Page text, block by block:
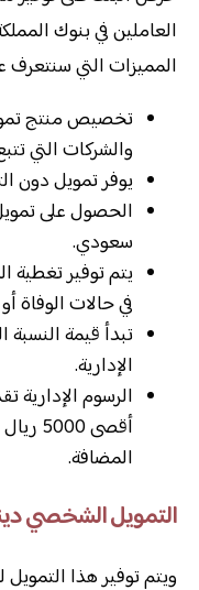
العاملين في بنوك
المميزات التي سنتعرف
تخصيص منتج
والشركات التي
يوفر تمويل دون
سعودي.
يتم توفير تغطية
في حالات الوفاة
الإدارية.
المضافة.
التمويل الشخصي
ويتم توفير هذا